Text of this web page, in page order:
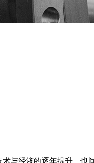
与经济的逐年提升，也